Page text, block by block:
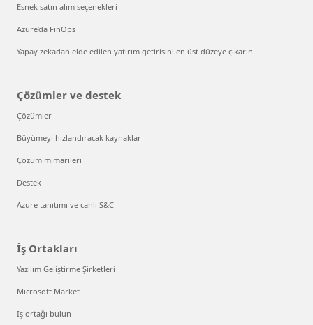
Esnek satın alım seçenekleri
Azure’da FinOps
Yapay zekadan elde edilen yatırım getirisini en üst düzeye çıkarın
Çözümler ve destek
Çözümler
Büyümeyi hızlandıracak kaynaklar
Çözüm mimarileri
Destek
Azure tanıtımı ve canlı S&C
İş Ortakları
Yazılım Geliştirme Şirketleri
Microsoft Market
İş ortağı bulun